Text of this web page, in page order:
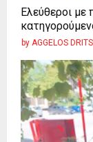
Ελεύθεροι με
by AGGELOS